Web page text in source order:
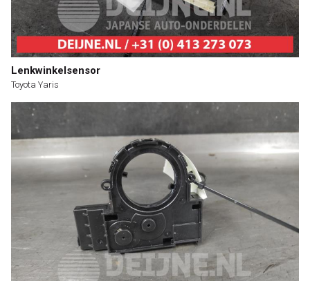
Lenkwinkelsensor
Toyota Yaris